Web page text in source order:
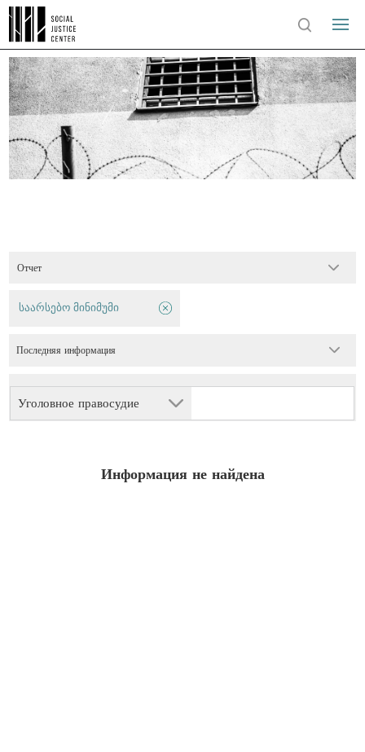
Отчет
Уголовное правосудие
საარსებო მინიმუმი
Последняя информация
Информация не найдена